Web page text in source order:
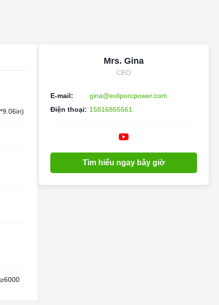
Mrs. Gina
CEO
E-mail:
gina@exliporcpower.com
Điện thoại: 15816865561
Tìm hiểu ngay bây giờ